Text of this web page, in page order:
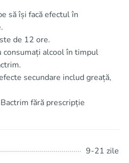
să își facă efectul în
de 12 ore.
consumați alcool în timpul
secundare includ greață,
fără prescripție
9-21 zile